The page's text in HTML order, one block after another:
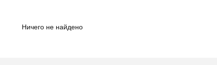
Ничего не найдено